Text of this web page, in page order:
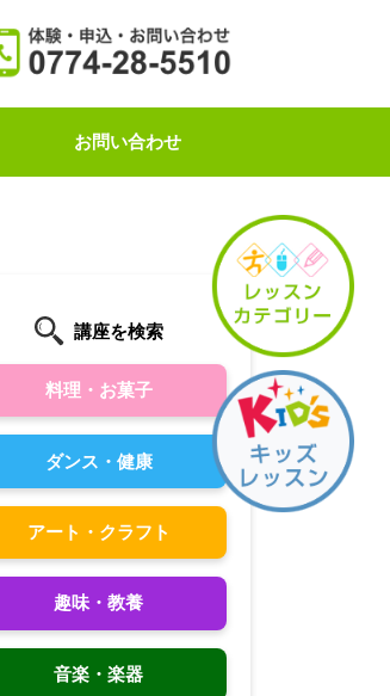
お問い合わせ
講座を検索
料理・お菓子
ダンス・健康
アート・クラフト
趣味・教養
音楽・楽器